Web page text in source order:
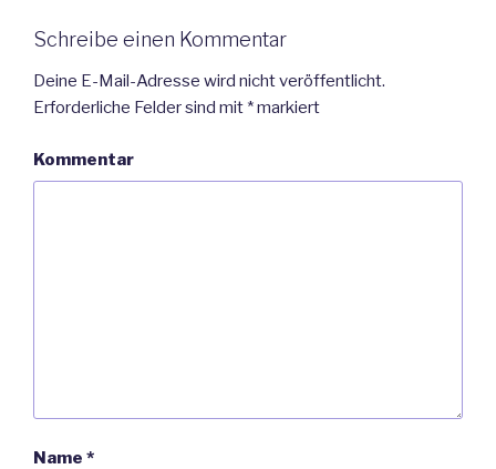
Schreibe einen Kommentar
Deine E-Mail-Adresse wird nicht veröffentlicht.
Erforderliche Felder sind mit *markiert
Kommentar
Name *